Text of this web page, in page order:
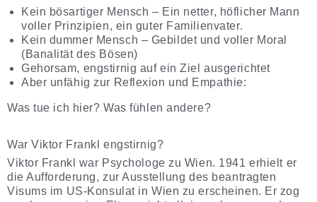
Kein bösartiger Mensch – Ein netter, höflicher Mann
voller Prinzipien, ein guter Familienvater.
Kein dummer Mensch – Gebildet und voller Moral
(Banalität des Bösen)
Gehorsam, engstirnig auf ein Ziel ausgerichtet
Aber unfähig zur Reflexion und Empathie:
Was tue ich hier? Was fühlen andere?
War Viktor Frankl engstirnig?
Viktor Frankl war Psychologe zu Wien. 1941 erhielt er
die Aufforderung, zur Ausstellung des beantragten
Visums im US-Konsulat in Wien zu erscheinen. Er zog